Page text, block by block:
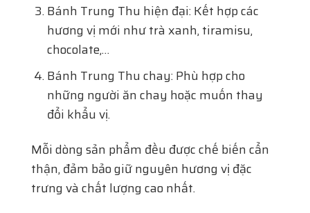
Bánh Trung Thu hiện đại: Kết hợp các
hương vị mới như trà xanh, tiramisu,
chocolate,…
Bánh Trung Thu chay: Phù hợp cho
những người ăn chay hoặc muốn thay
đổi khẩu vị.
Mỗi dòng sản phẩm đều được chế biến cẩn
thận, đảm bảo giữ nguyên hương vị đặc
trưng và chất lượng cao nhất.